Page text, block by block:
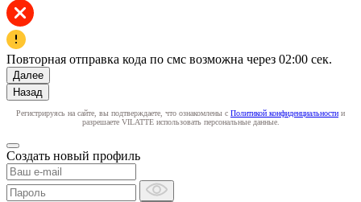
Повторная отправка кода по смс возможна через 02:00 сек.
Далее
Назад
Регистрируясь на сайте, вы подтверждаете, что ознакомлены с Политикой конфиденциальности и
разрешаете VILATTE использовать персональные данные.
Создать новый профиль